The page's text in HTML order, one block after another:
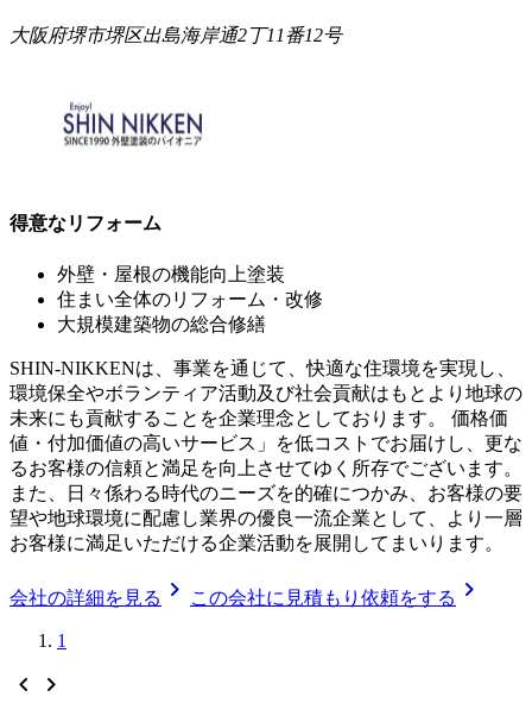
大阪府堺市堺区出島海岸通2丁11番12号
得意なリフォーム
外壁・屋根の機能向上塗装
住まい全体のリフォーム・改修
大規模建築物の総合修繕
SHIN-NIKKENは、事業を通じて、快適な住環境を実現し、
環境保全やボランティア活動及び社会貢献はもとより地球の
未来にも貢献することを企業理念としております。 価格価
値・付加価値の高いサービス」を低コストでお届けし、更な
るお客様の信頼と満足を向上させてゆく所存でございます。
また、日々係わる時代のニーズを的確につかみ、お客様の要
望や地球環境に配慮し業界の優良一流企業として、より一層
お客様に満足いただける企業活動を展開してまいります。
会社の詳細を見る chevron_right この会社に見積もり依頼をする chevron_right
1
chevron_left chevron_right